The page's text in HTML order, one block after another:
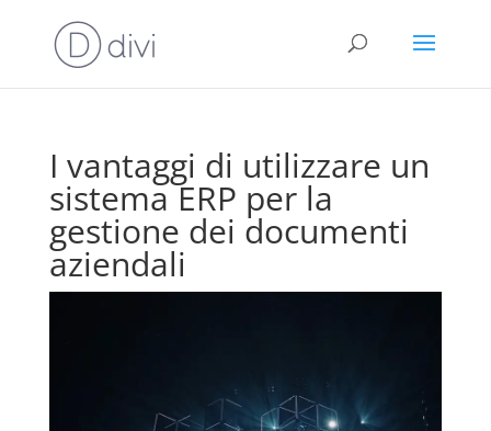
I vantaggi di utilizzare un
sistema ERP per la
gestione dei documenti
aziendali